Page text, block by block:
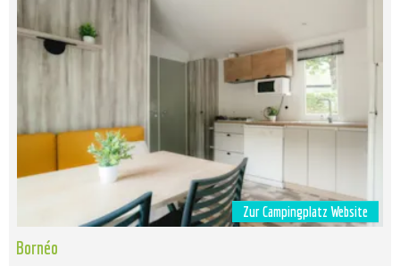
Zur Campingplatz Website
Bornéo